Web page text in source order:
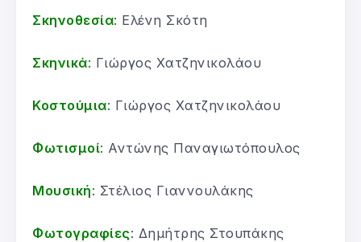
Σκηνοθεσία: Ελένη Σκότη
Σκηνικά: Γιώργος Χατζηνικολάου
Κοστούμια: Γιώργος Χατζηνικολάου
Φωτισμοί: Αντώνης Παναγιωτόπουλος
Μουσική: Στέλιος Γιαννουλάκης
Φωτογραφίες: Δημήτρης Στουπάκης